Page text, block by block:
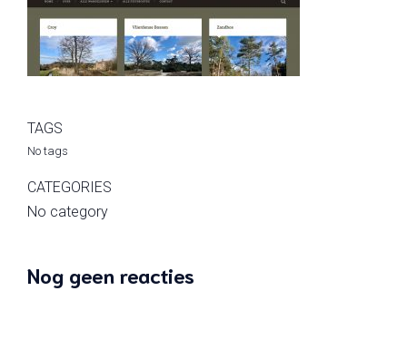
TAGS
No tags
CATEGORIES
No category
Nog geen reacties